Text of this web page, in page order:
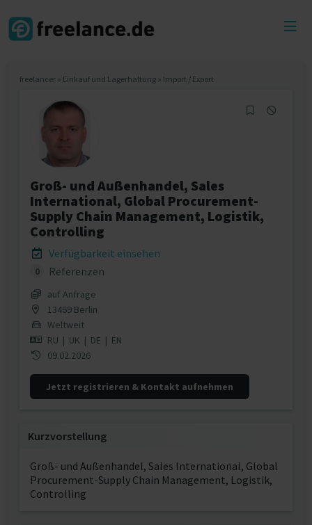
freelancer » Einkauf und Lagerhaltung » Import / Export
Groß- und Außenhandel, Sales
International, Global Procurement-
Supply Chain Management, Logistik,
Controlling
Verfügbarkeit einsehen
0 Referenzen
auf Anfrage
13469 Berlin
Weltweit
RU | UK | DE | EN
09.02.2026
Jetzt registrieren & Kontakt aufnehmen
Kurzvorstellung
Groß- und Außenhandel, Sales International, Global
Procurement-Supply Chain Management, Logistik,
Controlling